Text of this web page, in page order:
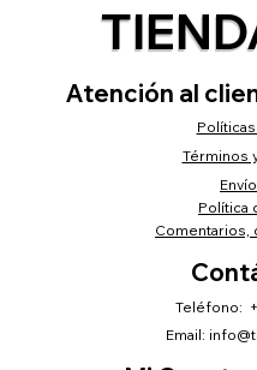
Atención al
Términos
Política
Comentarios,
Teléfono:
Email: